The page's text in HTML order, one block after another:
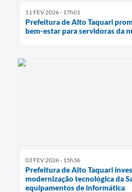
11 FEV 2026 - 17h01
Prefeitura de Alto Taquari
bem-estar para servidoras da
03 FEV 2026 - 15h36
Prefeitura de Alto Taquari
modernização tecnológica da
equipamentos de informática